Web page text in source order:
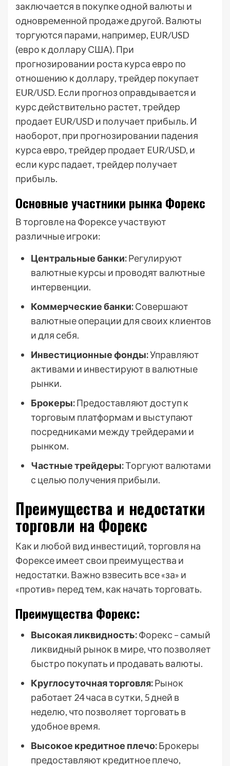
заключается в покупке одной валюты и
одновременной продаже другой. Валюты
торгуются парами, например, EUR/USD
(евро к доллару США). При
прогнозировании роста курса евро по
отношению к доллару, трейдер покупает
EUR/USD. Если прогноз оправдывается и
курс действительно растет, трейдер
продает EUR/USD и получает прибыль. И
наоборот, при прогнозировании падения
курса евро, трейдер продает EUR/USD, и
если курс падает, трейдер получает
прибыль.
Основные участники рынка Форекс
В торговле на Форексе участвуют
различные игроки:
Центральные банки:Регулируют
валютные курсы и проводят валютные
интервенции.
Коммерческие банки:Совершают
валютные операции для своих клиентов
и для себя.
Инвестиционные фонды:Управляют
активами и инвестируют в валютные
рынки.
Брокеры:Предоставляют доступ к
торговым платформам и выступают
посредниками между трейдерами и
рынком.
Частные трейдеры:Торгуют валютами
с целью получения прибыли.
Преимущества и недостатки
торговли на Форекс
Как и любой вид инвестиций, торговля на
Форексе имеет свои преимущества и
недостатки. Важно взвесить все «за» и
«против» перед тем, как начать торговать.
Преимущества Форекс:
Высокая ликвидность:Форекс – самый
ликвидный рынок в мире, что позволяет
быстро покупать и продавать валюты.
Круглосуточная торговля:Рынок
работает 24 часа в сутки, 5 дней в
неделю, что позволяет торговать в
удобное время.
Высокое кредитное плечо:Брокеры
предоставляют кредитное плечо,